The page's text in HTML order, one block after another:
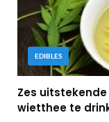
EDIBLES
Zes
wietthee te